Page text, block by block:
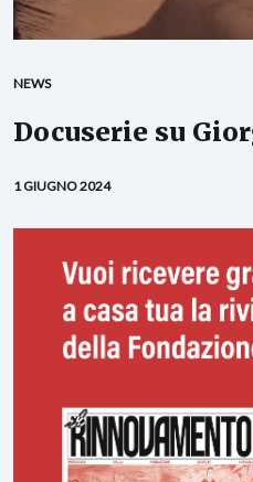
NEWS
Docuserie su
1 GIUGNO 2024